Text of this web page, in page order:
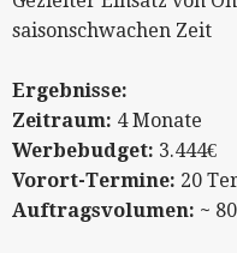
saisonschwachen Zeit
Ergebnisse:
Zeitraum: 4 Monate
Werbebudget: 3.444€
Vorort-Termine: 20
Auftragsvolumen: ~